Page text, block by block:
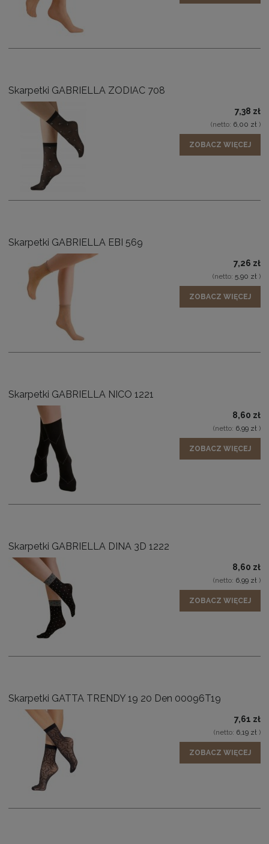
Skarpetki GABRIELLA ZODIAC 708
7,38 zł
(netto: 6,00 zł )
ZOBACZ WIĘCEJ
Skarpetki GABRIELLA EBI 569
7,26 zł
(netto: 5,90 zł )
ZOBACZ WIĘCEJ
Skarpetki GABRIELLA NICO 1221
8,60 zł
(netto: 6,99 zł )
ZOBACZ WIĘCEJ
Skarpetki GABRIELLA DINA 3D 1222
8,60 zł
(netto: 6,99 zł )
ZOBACZ WIĘCEJ
Skarpetki GATTA TRENDY 19 20 Den 00096T19
7,61 zł
(netto: 6,19 zł )
ZOBACZ WIĘCEJ